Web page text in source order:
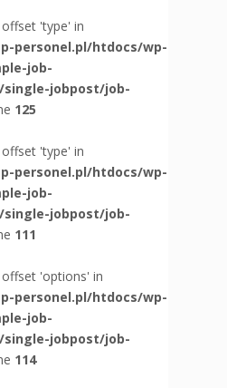
'type' in
personel.pl/htdocs/wp-
job-
jobpost/job-
125
'type' in
personel.pl/htdocs/wp-
job-
jobpost/job-
111
offset 'options' in
personel.pl/htdocs/wp-
job-
jobpost/job-
114